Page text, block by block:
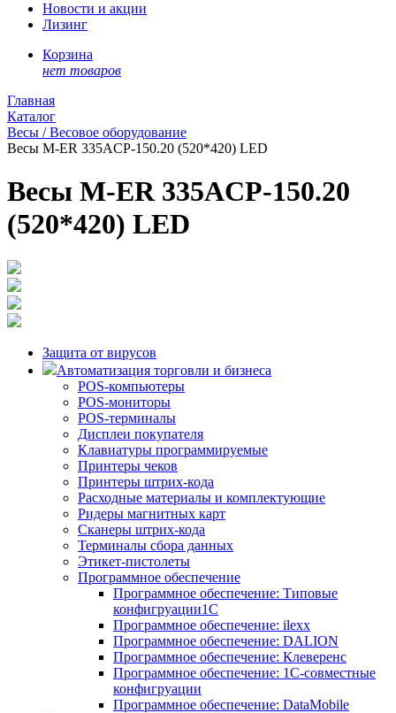
Новости и акции
Лизинг
Корзина
нет товаров
Главная
Каталог
Весы / Весовое оборудование
Весы M-ER 335ACP-150.20 (520*420) LED
Весы M-ER 335ACP-150.20
(520*420) LED
Защита от вирусов
Автоматизация торговли и бизнеса
POS-компьютеры
POS-мониторы
POS-терминалы
Дисплеи покупателя
Клавиатуры программируемые
Принтеры чеков
Принтеры штрих-кода
Расходные материалы и комплектующие
Ридеры магнитных карт
Сканеры штрих-кода
Терминалы сбора данных
Этикет-пистолеты
Программное обеспечение
Программное обеспечение: Типовые
конфигруации1С
Программное обеспечение: ilexx
Программное обеспечение: DALION
Программное обеспечение: Клеверенс
Программное обеспечение: 1С-совместные
конфигруации
Программное обеспечение: DataMobile